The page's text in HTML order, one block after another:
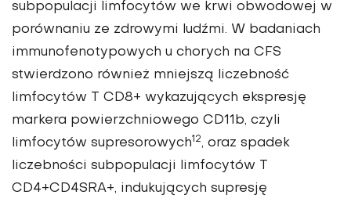
subpopulacji limfocytów we krwi obwodowej w
porównaniu ze zdrowymi ludźmi. W badaniach
immunofenotypowych u chorych na CFS
stwierdzono również mniejszą liczebność
limfocytów T CD8+ wykazujących ekspresję
markera powierzchniowego CD11b, czyli
limfocytów supresorowych12, oraz spadek
liczebności subpopulacji limfocytów T
CD4+CD4SRA+, indukujących supresję